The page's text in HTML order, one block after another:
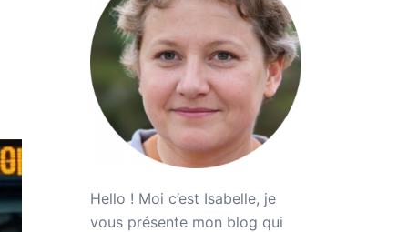
Hello ! Moi c’est Isabelle, je
vous présente mon blog qui